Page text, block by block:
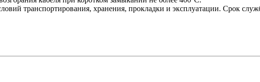
транспортирования, хранения, прокладки и эксплуатации. Срок